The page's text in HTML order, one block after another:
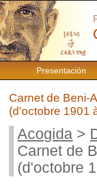
Presentación
Carnet de Beni-
(d'octobre 1901
Acogida >
Carnet de
(d'octobre